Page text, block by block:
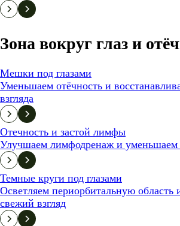
Зона вокруг глаз и
Мешки под глазами
Уменьшаем отёчность и
взгляда
Отечность и застой лимфы
Улучшаем лимфодренаж и уменьшаем
Темные круги под глазами
Осветляем периорбитальную область
свежий взгляд